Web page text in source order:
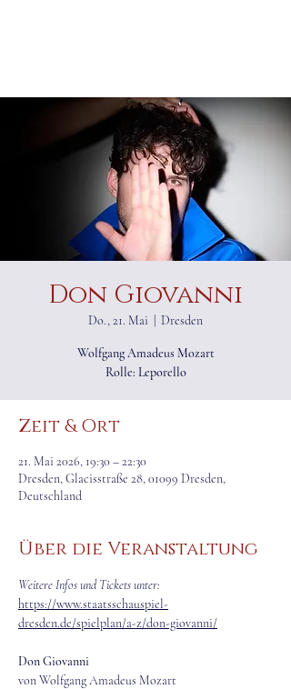
Don Giovanni
Do., 21. Mai Dresden
Wolfgang Amadeus Mozart
Rolle: Leporello
Zeit & Ort
21. Mai 2026, 19:30 – 22:30
Dresden, Glacisstraße 28, 01099 Dresden,
Deutschland
Über die Veranstaltung
Weitere Infos und Tickets unter:
https://www.staatsschauspiel-
dresden.de/spielplan/a-z/don-giovanni/
Don Giovanni
von Wolfgang Amadeus Mozart